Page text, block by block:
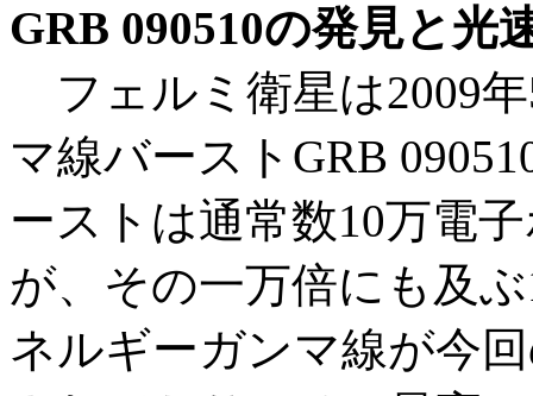
GRB 090510の発見と光
フェルミ衛星は2009
マ線バーストGRB
ーストは通常数10万電
が、その一万倍にも及
ネルギーガンマ線が今